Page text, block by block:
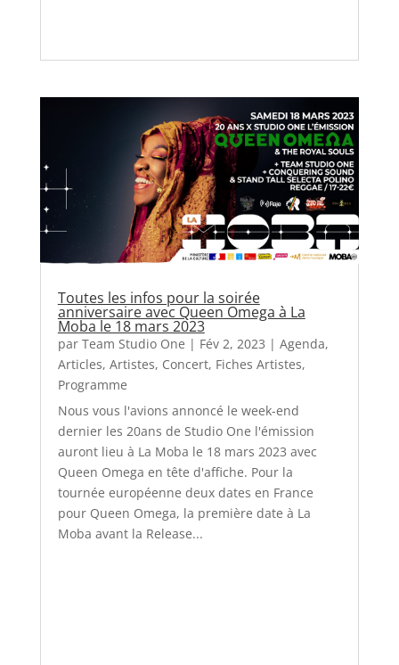
Toutes les infos pour la soirée
anniversaire avec Queen Omega à La
Moba le 18 mars 2023
par Team Studio One | Fév 2, 2023 | Agenda,
Articles, Artistes, Concert, Fiches Artistes,
Programme
Nous vous l'avions annoncé le week-end
dernier les 20ans de Studio One l'émission
auront lieu à La Moba le 18 mars 2023 avec
Queen Omega en tête d'affiche. Pour la
tournée européenne deux dates en France
pour Queen Omega, la première date à La
Moba avant la Release...